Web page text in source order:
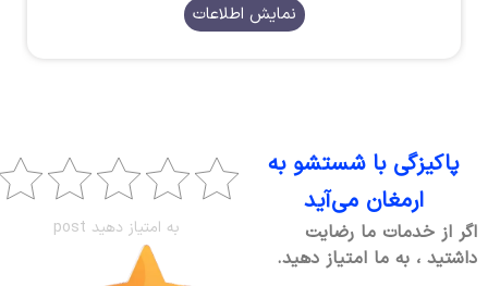
نمایش اطلاعات
پاکیزگی با شستشو به
ارمغان می‌آید
اگر از خدمات ما رضایت
داشتید ، به ما امتیاز دهید.
به امتیاز دهید post